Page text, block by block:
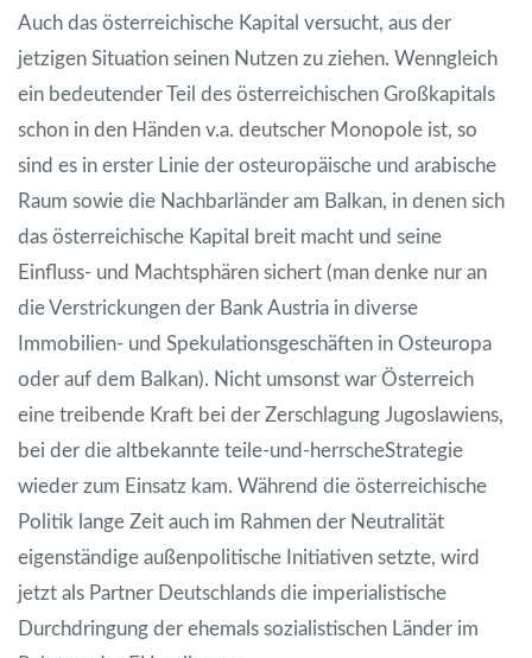
Auch das österreichische Kapital versucht, aus der
jetzigen Situation seinen Nutzen zu ziehen. Wenngleich
ein bedeutender Teil des österreichischen Großkapitals
schon in den Händen v.a. deutscher Monopole ist, so
sind es in erster Linie der osteuropäische und arabische
Raum sowie die Nachbarländer am Balkan, in denen sich
das österreichische Kapital breit macht und seine
Einfluss- und Machtsphären sichert (man denke nur an
die Verstrickungen der Bank Austria in diverse
Immobilien- und Spekulationsgeschäften in Osteuropa
oder auf dem Balkan). Nicht umsonst war Österreich
eine treibende Kraft bei der Zerschlagung Jugoslawiens,
bei der die altbekannte teile-und-herrscheStrategie
wieder zum Einsatz kam. Während die österreichische
Politik lange Zeit auch im Rahmen der Neutralität
eigenständige außenpolitische Initiativen setzte, wird
jetzt als Partner Deutschlands die imperialistische
Durchdringung der ehemals sozialistischen Länder im